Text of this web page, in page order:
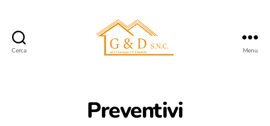
Cerca Menu
Preventivi